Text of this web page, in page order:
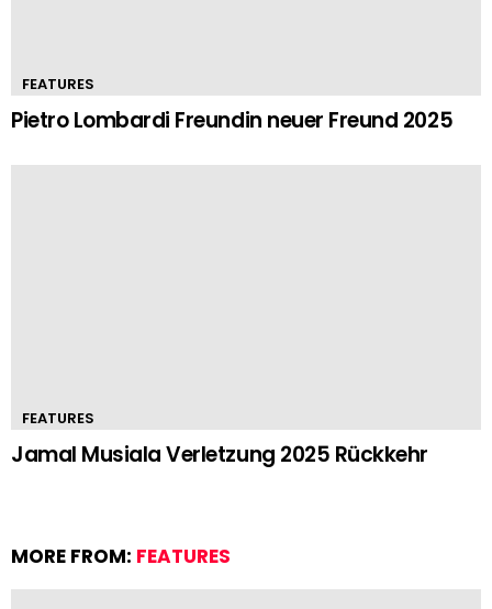
FEATURES
Pietro Lombardi Freundin neuer Freund 2025
FEATURES
Jamal Musiala Verletzung 2025 Rückkehr
MORE FROM: FEATURES